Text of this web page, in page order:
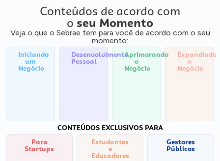
Conteúdos de acordo com
o seu Momento
Veja o que o Sebrae tem para você de acordo com o seu
momento:
Iniciando
um
Negócio
Desenvolvimento
Pessoal
Aprimorando
o
Negócio
Expandindo
o
Negócio
CONTEÚDOS EXCLUSIVOS PARA
Para
Startups
Estudantes
e
Educadores
Gestores
Públicos